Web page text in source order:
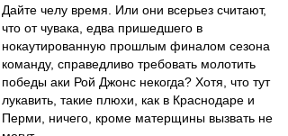
Дайте челу время. Или они всерьез считают,
что от чувака, едва пришедшего в
нокаутированную прошлым финалом сезона
команду, справедливо требовать молотить
победы аки Рой Джонс некогда? Хотя, что тут
лукавить, такие плюхи, как в Краснодаре и
Перми, ничего, кроме матерщины вызвать не